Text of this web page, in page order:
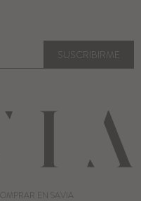
SUSCRIBIRME
COMPRAR EN SAVIA